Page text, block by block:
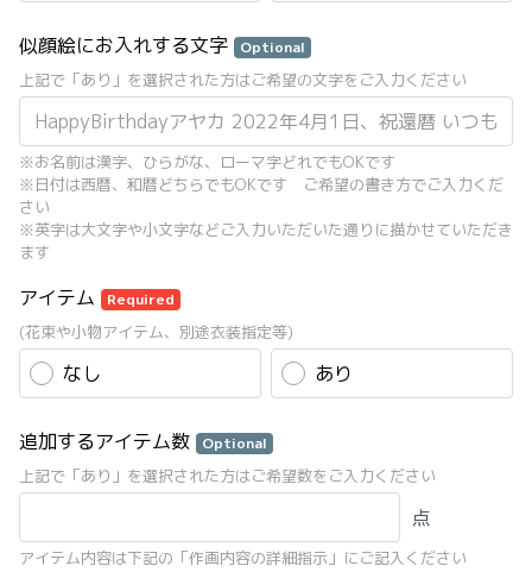
似顔絵にお入れする文字 Optional
上記で「あり」を選択された方はご希望の文字をご入力ください
※お名前は漢字、ひらがな、ローマ字どれでもOKです
※日付は西暦、和暦どちらでもOKです ご希望の書き方でご入力くだ
さい
※英字は大文字や小文字などご入力いただいた通りに描かせていただき
ます
アイテム Required
(花束や小物アイテム、別途衣装指定等)
なし あり
追加するアイテム数 Optional
上記で「あり」を選択された方はご希望数をご入力ください
点
アイテム内容は下記の「作画内容の詳細指示」にご記入ください